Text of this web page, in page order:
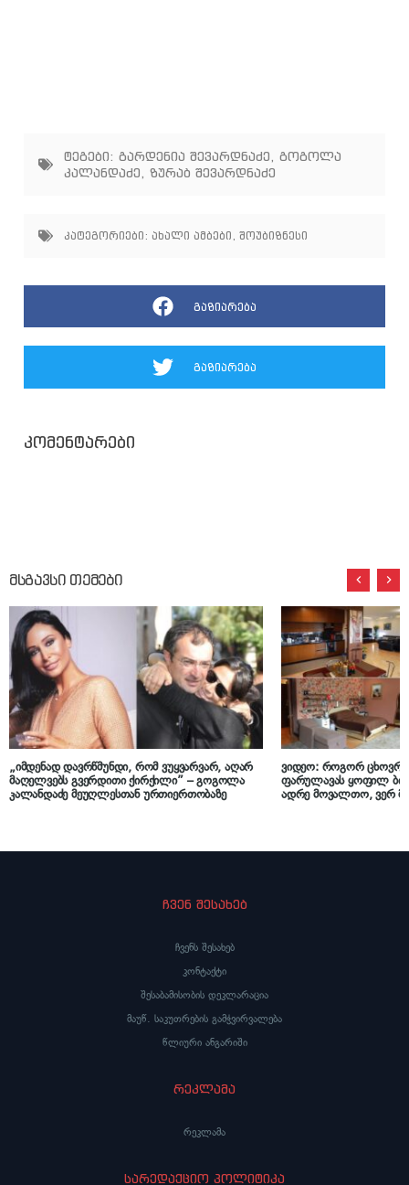
ტეგები: გარდენია შევარდნაძე, გოგოლა
კალანდაძე, ზურაბ შევარდნაძე
კატეგორიები: ახალი ამბები , შოუბიზნესი
გაზიარება
გაზიარება
კომენტარები
მსგავსი თემები
„იმდენად დავრწმუნდი, რომ ვუყვარვარ, აღარ
მაღელვებს გვერდითი ქირქილი” – გოგოლა
კალანდაძე მეუღლესთან ურთიერთობაზე
ვიდეო: როგორ
ფარულავას ყოფილ
ადრე მოვალთო, ვერ
ჩვენ შესახებ
ჩვენს შესახებ
კონტაქტი
შესაბამისობის დეკლარაცია
მაუწ. საკუთრების გამჭვირვალება
წლიური ანგარიში
რეკლამა
რეკლამა
სარედაქციო პოლიტიკა